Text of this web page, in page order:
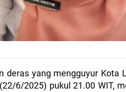
deras yang mengguyur Kota
6/2025) pukul 21.00 WIT,